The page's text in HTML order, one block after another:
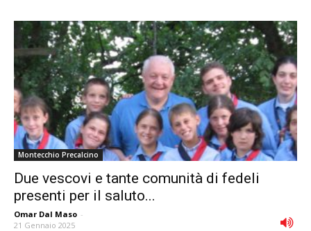
Montecchio Precalcino
Due vescovi e tante comunità di fedeli
presenti per il saluto...
Omar Dal Maso -
21 Gennaio 2025